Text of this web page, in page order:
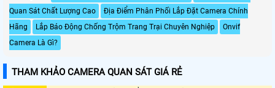
Quan Sát Chất Lượng Cao
Địa Điểm Phân Phối Lắp Đặt Camera Chính
Hãng
Lắp Báo Động Chống Trộm Trang Trại Chuyên Nghiệp
Onvif
Camera Là Gì?
THAM KHẢO CAMERA QUAN SÁT GIÁ RẺ